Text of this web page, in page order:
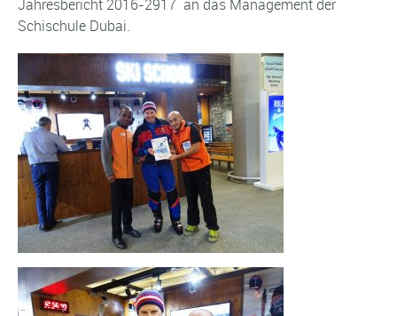
Jahresbericht 2016-2917 an das Management der
Schischule Dubai.